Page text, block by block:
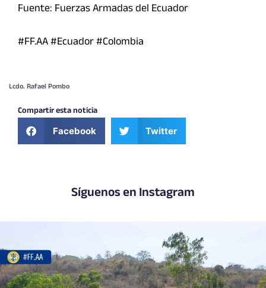
Fuente: Fuerzas Armadas del Ecuador
#FF.AA #Ecuador #Colombia
Lcdo. Rafael Pombo
Compartir esta noticia
Facebook Twitter
Síguenos en Instagram